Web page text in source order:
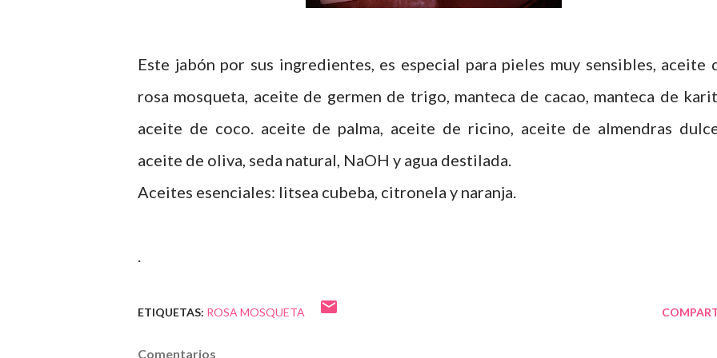
Este jabón por sus ingredientes, es especial para pieles muy sensibles, aceite
rosa mosqueta, aceite de germen de trigo, manteca de cacao, manteca de
aceite de coco. aceite de palma, aceite de ricino, aceite de almendras
aceite de oliva, seda natural, NaOH y agua destilada.
Aceites esenciales: litsea cubeba, citronela y naranja.
.
ETIQUETAS: ROSA MOSQUETA
Comentarios